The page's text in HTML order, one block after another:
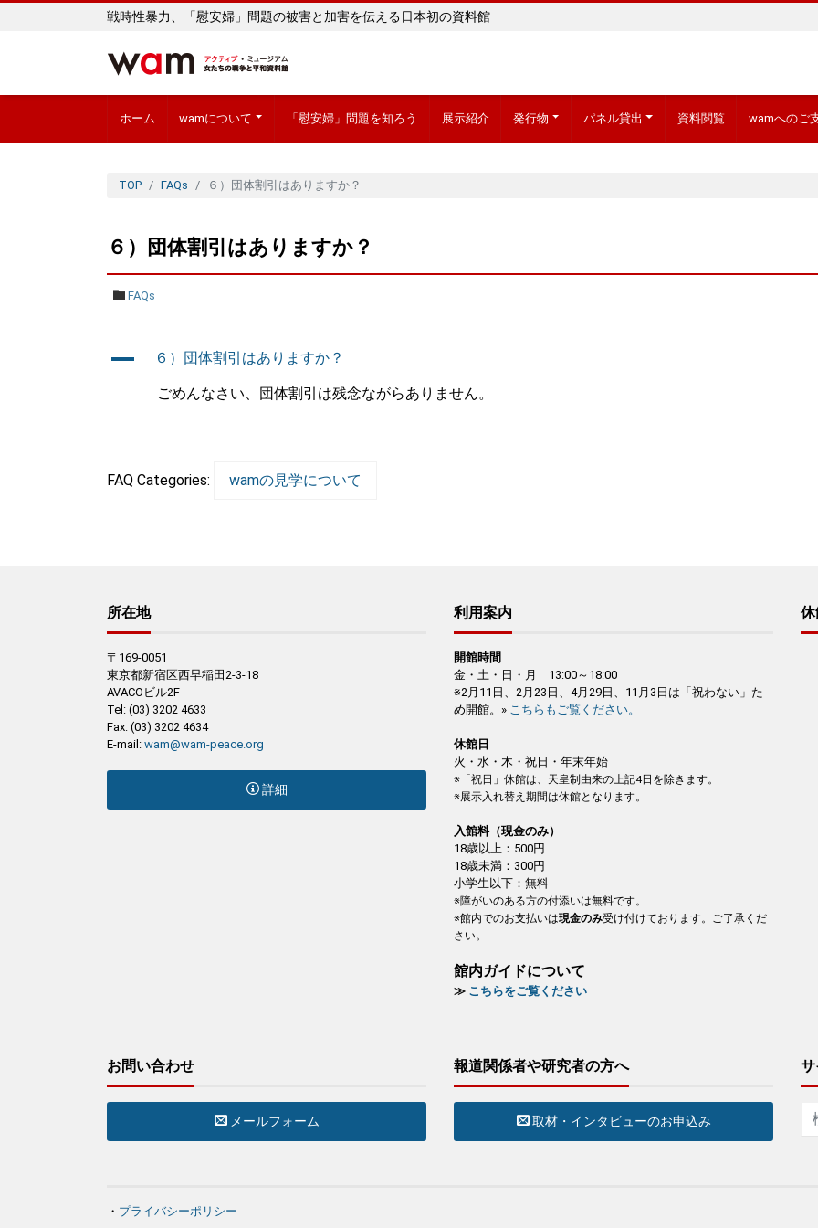
戦時性暴力、「慰安婦」問題の被害と加害を伝える日本初の資料館
ホーム wamについて 「慰安婦」問題を知ろう 展示紹介 発行物 パネル貸出 資料閲覧 wamへのご
TOP FAQs ６）団体割引はありますか？
６）団体割引はありますか？
FAQs
A ６）団体割引はありますか？
ごめんなさい、団体割引は残念ながらありません。
FAQ Categories: wamの見学について
所在地
〒169-0051
東京都新宿区西早稲田2-3-18
AVACOビル2F
Tel: (03) 3202 4633
Fax: (03) 3202 4634
E-mail: wam@wam-peace.org
詳細
利用案内
開館時間
金・土・日・月 13:00～18:00
※2月11日、2月23日、4月29日、11月3日は「祝わない」た
め開館。» こちらもご覧ください。
休館日
火・水・木・祝日・年末年始
※「祝日」休館は、天皇制由来の上記4日を除きます。
※展示入れ替え期間は休館となります。
入館料（現金のみ）
18歳以上：500円
18歳未満：300円
小学生以下：無料
※障がいのある方の付添いは無料です。
※館内でのお支払いは現金のみ受け付けております。ご了承くだ
さい。
館内ガイドについて
≫ こちらをご覧ください
お問い合わせ
メールフォーム
報道関係者や研究者の方へ
取材・インタビューのお申込み
・ プライバシーポリシー